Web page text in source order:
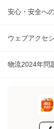
安心・安全へ
ウェブアクセ
物流2024年問